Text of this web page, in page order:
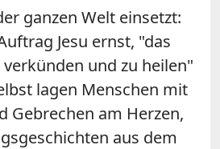
ganzen Welt einsetzt:
Jesu ernst, "das
verkünden und zu heilen"
lagen Menschen mit
Gebrechen am Herzen,
aus dem